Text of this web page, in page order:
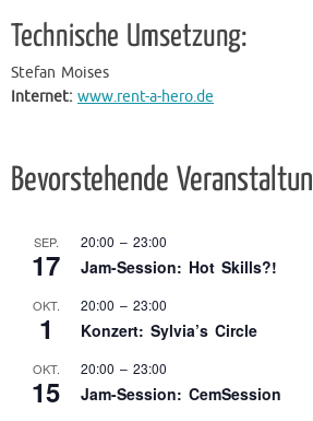
Technische Umsetzung:
Stefan Moises
Internet: www.rent-a-hero.de
Bevorstehende
SEP.
17
20:00 – 23:00
Jam-Session: Hot Skills?!
OKT.
1
20:00 – 23:00
Konzert: Sylvia’s Circle
OKT.
15
20:00 – 23:00
Jam-Session: CemSession